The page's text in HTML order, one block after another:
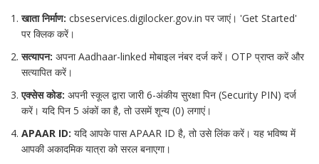
खाता निर्माण: cbseservices.digilocker.gov.in पर जाएं। 'Get Started'
पर क्लिक करें।
सत्यापन: अपना Aadhaar-linked मोबाइल नंबर दर्ज करें। OTP प्राप्त करें और
सत्यापित करें।
एक्सेस कोड: अपनी स्कूल द्वारा जारी 6-अंकीय सुरक्षा पिन (Security PIN) दर्ज
करें। यदि पिन 5 अंकों का है, तो उसमें शून्य (0) लगाएं।
APAAR ID: यदि आपके पास APAAR ID है, तो उसे लिंक करें। यह भविष्य में
आपकी अकादमिक यात्रा को सरल बनाएगा।